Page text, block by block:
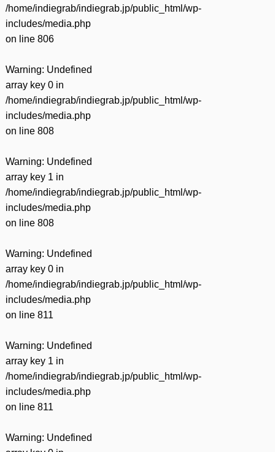
/home/indiegrab/indiegrab.jp/public_html/wp-
includes/media.php
on line 806
Warning: Undefined
array key 0 in
/home/indiegrab/indiegrab.jp/public_html/wp-
includes/media.php
on line 808
Warning: Undefined
array key 1 in
/home/indiegrab/indiegrab.jp/public_html/wp-
includes/media.php
on line 808
Warning: Undefined
array key 0 in
/home/indiegrab/indiegrab.jp/public_html/wp-
includes/media.php
on line 811
Warning: Undefined
array key 1 in
/home/indiegrab/indiegrab.jp/public_html/wp-
includes/media.php
on line 811
Warning: Undefined